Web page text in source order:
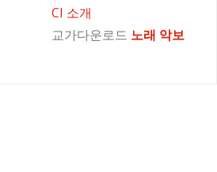
CI 소개
교가다운로드 노래 악보